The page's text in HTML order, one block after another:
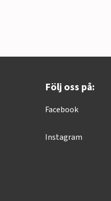
Följ oss på:
Facebook
Instagram